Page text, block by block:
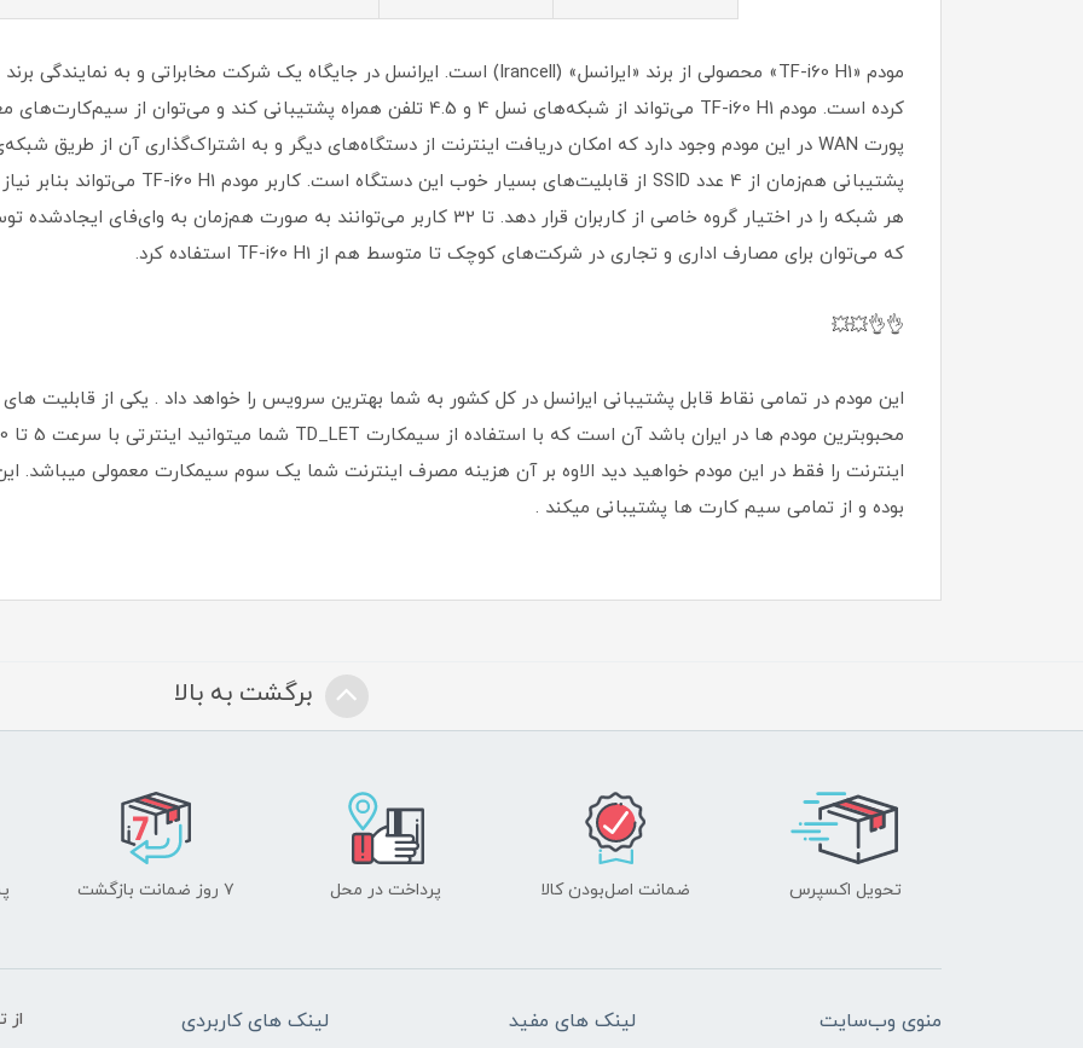
که می‌توان برای مصارف اداری و تجاری در شرکت‌های کوچک تا متوسط هم از TF-i60 H1 استفاده کرد.
👌👌💥💥
این مودم در تمامی نقاط قابل پشتیبانی ایرانسل در کل کشور به شما بهترین سرویس را خواهد داد . یکی از قابلیت
اینترنت را فقط در این مودم خواهید دید الاوه بر آن هزینه مصرف اینترنت شما یک سوم سیمکارت معمولی میباشد.
بوده و از تمامی سیم کارت ها پشتیبانی میکند .
برگشت به بالا
تحویل اکسپرس ضمانت اصل‌بودن کالا پرداخت در محل ۷ روز ضمانت بازگشت
منوی وب‌سایت لینک های مفید لینک های کاربردی از